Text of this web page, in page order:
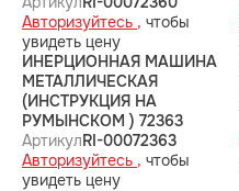
Авторизуйтесь , чтобы
увидеть цену
ИНЕРЦИОННАЯ МАШИНА
МЕТАЛЛИЧЕСКАЯ
(ИНСТРУКЦИЯ НА
РУМЫНСКОМ ) 72363
АртикулRI-00072363
Авторизуйтесь , чтобы
увидеть цену